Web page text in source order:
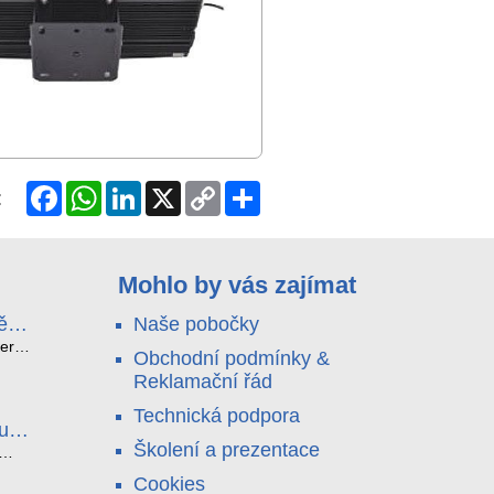
FacebookWhatsAppLinkedIn
Copy
Link
a
a
Mohlo by vás zajímat
Naše pobočky
Obchodní podmínky &
Reklamační řád
Technická podpora
Školení a prezentace
Cookies